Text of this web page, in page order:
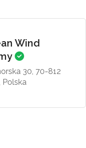
Wind
30, 70-812
Polska